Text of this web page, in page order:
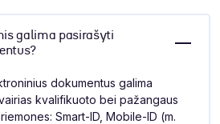
galima pasirašyti
dokumentus galima
kvalifikuoto bei pažangaus
Smart-ID, Mobile-ID (m.